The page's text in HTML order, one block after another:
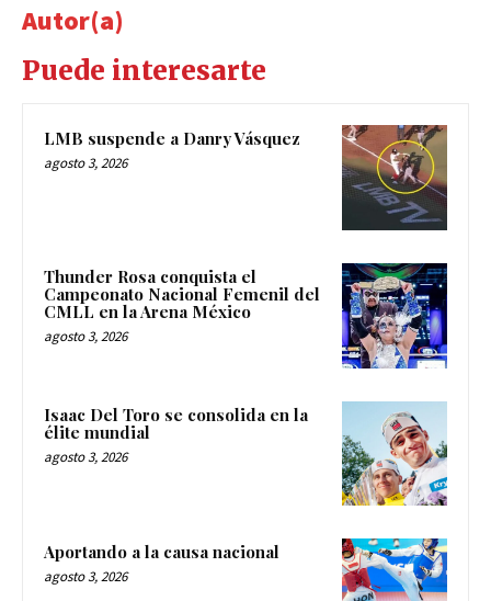
Autor(a)
Puede interesarte
LMB suspende a Danry Vásquez
agosto 3, 2026
Thunder Rosa conquista el
Campeonato Nacional Femenil del
CMLL en la Arena México
agosto 3, 2026
Isaac Del Toro se consolida en la
élite mundial
agosto 3, 2026
Aportando a la causa nacional
agosto 3, 2026